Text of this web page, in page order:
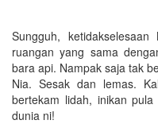
Sungguh,
ruangan yang sama
bara api. Nampak saja tak
Nia. Sesak dan lemas.
bertekam lidah, inikan
dunia ni!